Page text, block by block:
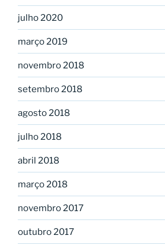
julho 2020
março 2019
novembro 2018
setembro 2018
agosto 2018
julho 2018
abril 2018
março 2018
novembro 2017
outubro 2017